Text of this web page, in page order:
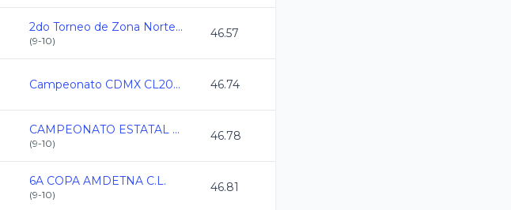
2do Torneo de Zona Norte CL2026
(9-10)
46.57
Campeonato CDMX CL2026 46.74
CAMPEONATO ESTATAL CL ANAAM 2026
(9-10)
46.78
6A COPA AMDETNA C.L.
(9-10)
46.81